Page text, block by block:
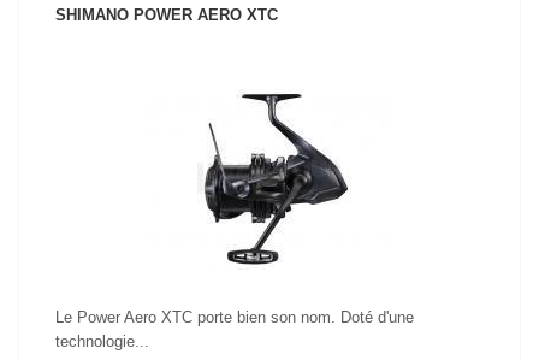
SHIMANO POWER AERO XTC
VOIR LE PRODUIT
Le Power Aero XTC porte bien son nom. Doté d'une
technologie...